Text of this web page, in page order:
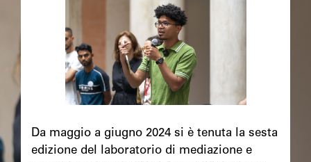
Da maggio a giugno 2024 si è tenuta la sesta
edizione del laboratorio di mediazione e